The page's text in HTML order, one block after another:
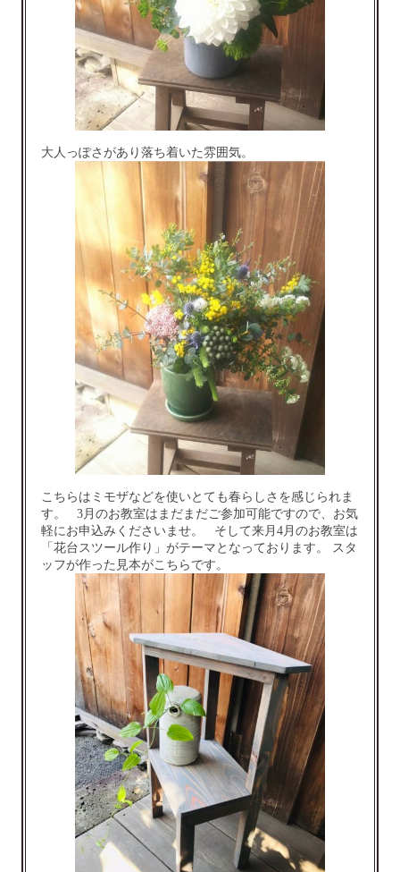
大人っぽさがあり落ち着いた雰囲気。
こちらはミモザなどを使いとても春らしさを感じられま
す。 3月のお教室はまだまだご参加可能ですので、お気
軽にお申込みくださいませ。 そして来月4月のお教室は
「花台スツール作り」がテーマとなっております。 スタ
ッフが作った見本がこちらです。